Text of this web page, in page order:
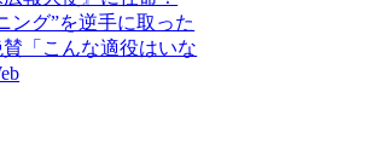
ング”を逆手に取った
「こんな適役はいな